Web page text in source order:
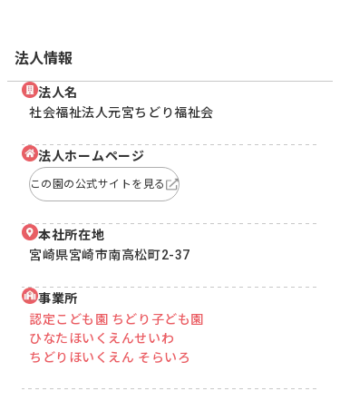
法人情報
法人名
社会福祉法人元宮ちどり福祉会
法人ホームページ
この園の公式サイトを見る
本社所在地
宮崎県宮崎市南高松町2-37
事業所
認定こども園 ちどり子ども園
ひなたほいくえんせいわ
ちどりほいくえん そらいろ